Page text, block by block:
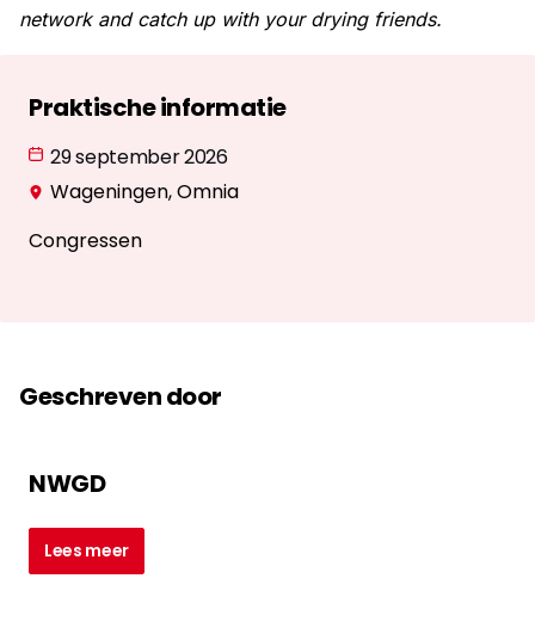
network and catch up with your drying friends.
Praktische informatie
29 september 2026
Wageningen, Omnia
Congressen
Geschreven door
NWGD
Lees meer